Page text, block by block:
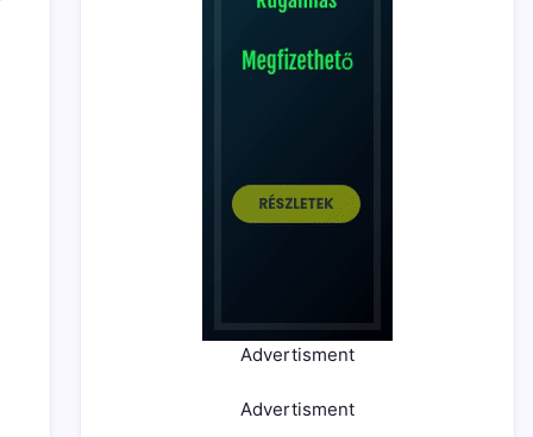
Advertisment
Advertisment